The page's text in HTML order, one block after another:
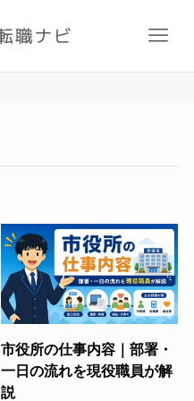
市役所の仕事内容｜部署・
一日の流れを現役職員が解
説